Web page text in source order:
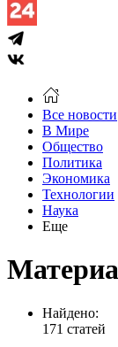
Все новости
В Мире
Общество
Политика
Экономика
Технологии
Наука
Еще
Найдено:
171 статей